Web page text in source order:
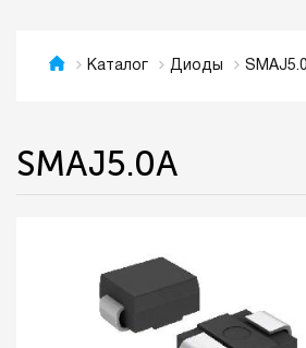
Каталог Диоды
SMAJ5.0A